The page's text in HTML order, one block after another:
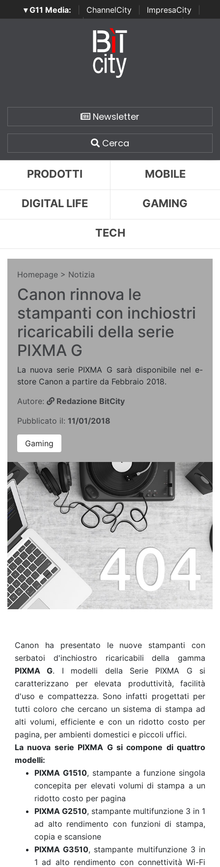
▾ G11 Media: ChannelCity ImpresaCity
SecurityOpenLab | Italian Channel Awards | Italian
Italian Security Awards
Newsletter
Cerca
PRODOTTI MOBILE
DIGITAL LIFE GAMING
TECH
Homepage > Notizia
Canon rinnova le
stampanti con inchiostri
ricaricabili della serie
PIXMA G
La nuova serie PIXMA G sarà disponibile nel e-
store Canon a partire da Febbraio 2018.
Autore:
Redazione BitCity
Pubblicato il: 11/01/2018
Gaming
Canon ha presentato le nuove stampanti con
serbatoi d'inchiostro ricaricabili della gamma
PIXMA G. I modelli della Serie PIXMA G si
caratterizzano per elevata produttività, facilità
d'uso e compattezza. Sono infatti progettati per
tutti coloro che cercano un sistema di stampa ad
alti volumi, efficiente e con un ridotto costo per
pagina, per ambienti domestici e piccoli uffici.
La nuova serie PIXMA G si compone di quattro
modelli:
PIXMA G1510, stampante a funzione singola
concepita per elevati volumi di stampa a un
ridotto costo per pagina
PIXMA G2510, stampante multifunzione 3 in 1
ad alto rendimento con funzioni di stampa,
copia e scansione
PIXMA G3510, stampante multifunzione 3 in
1 ad alto rendimento con connettività Wi-Fi